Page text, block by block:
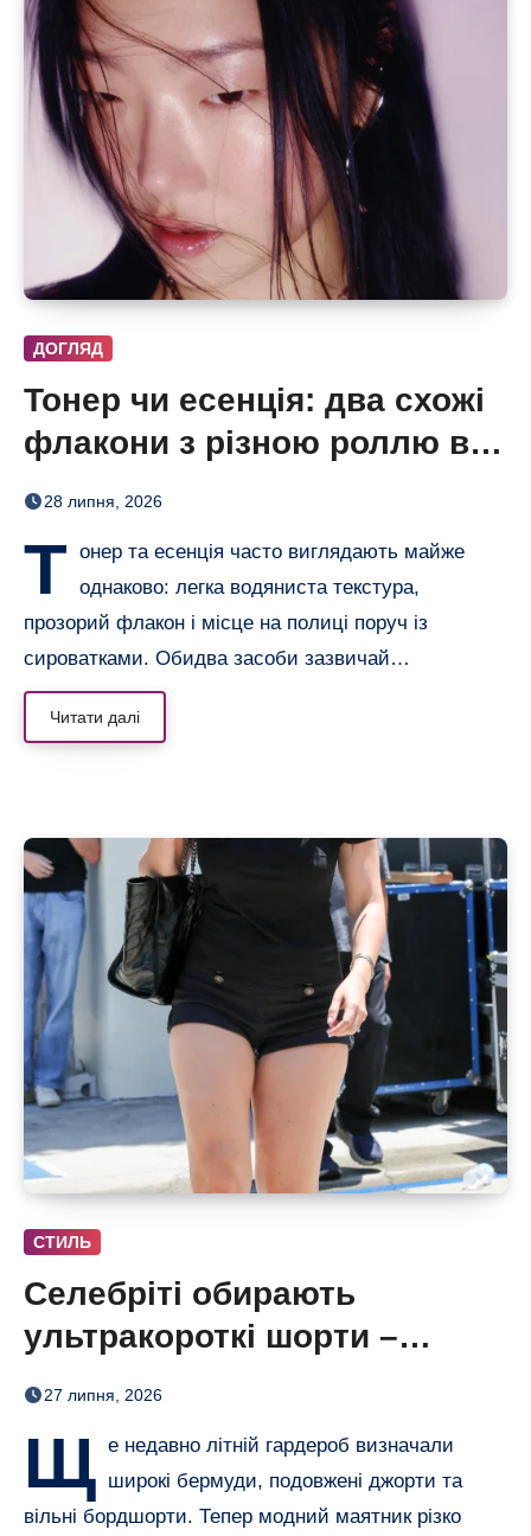
ДОГЛЯД
Тонер чи есенція: два схожі
флакони з різною роллю в
догляді
28 липня, 2026
Т онер та есенція часто виглядають майже
однаково: легка водяниста текстура,
прозорий флакон і місце на полиці поруч із
сироватками. Обидва засоби зазвичай…
Читати далі
СТИЛЬ
Селебріті обирають
ультракороткі шорти –
бермуди отримали зухвалу
27 липня, 2026
Щ е недавно літній гардероб визначали
широкі бермуди, подовжені джорти та
вільні бордшорти. Тепер модний маятник різко